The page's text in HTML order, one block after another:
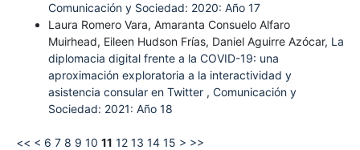
Comunicación y Sociedad: 2020: Año 17
Laura Romero Vara, Amaranta Consuelo Alfaro
Muirhead, Eileen Hudson Frías, Daniel Aguirre Azócar, La
diplomacia digital frente a la COVID-19: una
aproximación exploratoria a la interactividad y
asistencia consular en Twitter , Comunicación y
Sociedad: 2021: Año 18
<< < 6 7 8 9 10 11 12 13 14 15 > >>